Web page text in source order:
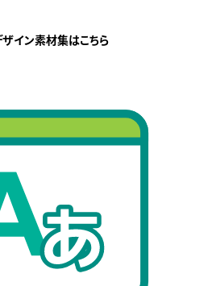
イン素材集はこちら